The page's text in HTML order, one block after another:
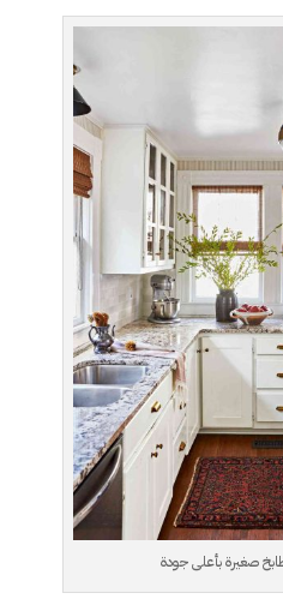
صغيرة بأعلى جودة